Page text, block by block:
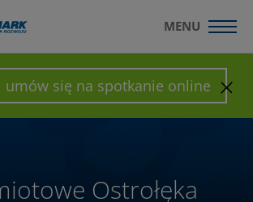
umów się na spotkanie online
MENU
SKONFIGURUJ HALĘ
Ostrołęka